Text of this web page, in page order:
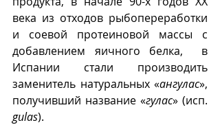
века из отходов рыбопереработки
и соевой протеиновой массы с
добавлением яичного белка,  в
Испании стали производить
заменитель натуральных «ангулас»,
получивший название «гулас
gulas).